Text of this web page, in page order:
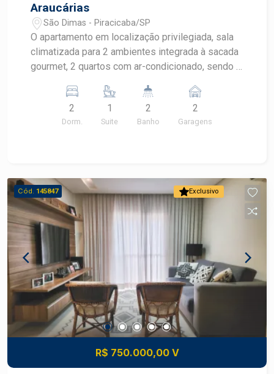
possibilidades de personalização para quem
busca um imóvel diferenciado.
Araucárias
São Dimas - Piracicaba/SP
O apartamento em localização privilegiada, sala
climatizada para 2 ambientes integrada à sacada
gourmet, 2 quartos com ar-condicionado, sendo 1
planejados, área de serviço planejada. 2 vagas
cobertas de garagem. 1 quarto de despejo.
2
Dorm.
1
Suite
2
Banho
2
Garagens
Exclusivo
Cód. 145847
R$ 750.000,00 V